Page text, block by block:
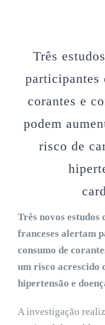
Três
participantes
corantes e
podem
risco de
Três novos
franceses alertam
consumo de
um risco acrescido
hipertensão e
A investigação